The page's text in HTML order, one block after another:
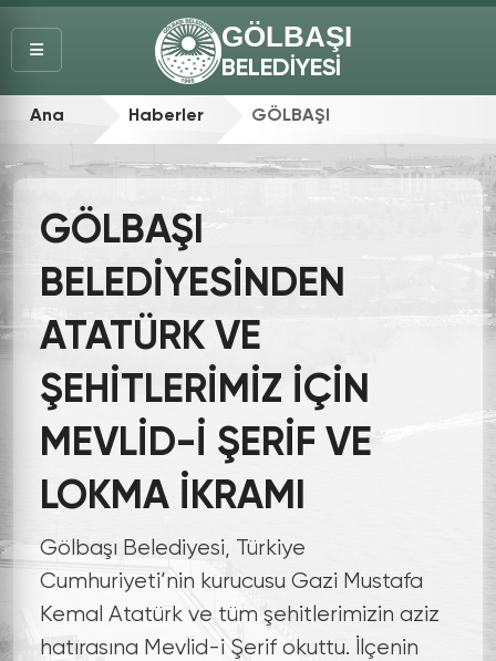
GÖLBAŞI
BELEDİYESİ
Ana Haberler GÖLBAŞI
BELEDİYESİNDEN
ŞEHİTLERİMİZ İÇİN
MEVLİD-İ ŞERİF VE
LOKMA İKRAMI
GÖLBAŞI
BELEDİYESİNDEN
ATATÜRK VE
ŞEHİTLERİMİZ İÇİN
MEVLİD-İ ŞERİF VE
LOKMA İKRAMI
Gölbaşı Belediyesi, Türkiye
Cumhuriyeti’nin kurucusu Gazi Mustafa
Kemal Atatürk ve tüm şehitlerimizin aziz
hatırasına Mevlid-i Şerif okuttu. İlçenin